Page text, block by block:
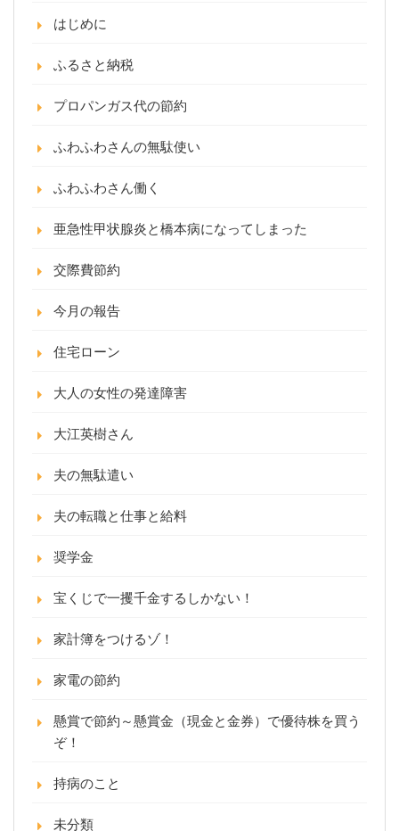
はじめに
ふるさと納税
プロパンガス代の節約
ふわふわさんの無駄使い
ふわふわさん働く
亜急性甲状腺炎と橋本病になってしまった
交際費節約
今月の報告
住宅ローン
大人の女性の発達障害
大江英樹さん
夫の無駄遣い
夫の転職と仕事と給料
奨学金
宝くじで一攫千金するしかない！
家計簿をつけるゾ！
家電の節約
懸賞で節約～懸賞金（現金と金券）で優待株を買う
ぞ！
持病のこと
未分類